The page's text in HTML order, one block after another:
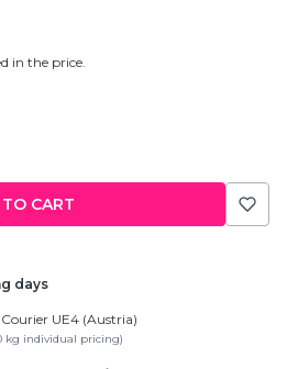
in the price.
CART
days
UE4 (Austria)
kg individual pricing)